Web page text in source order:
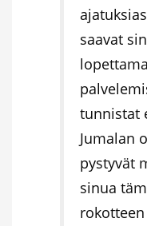
saavat
tunnistat
Jumalan
pystyvät
sinua